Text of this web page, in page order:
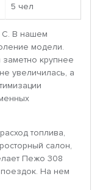
5 чел
С. В нашем
модели.
крупнее
увеличилась, а
топлива,
салон,
Пежо 308
На нем